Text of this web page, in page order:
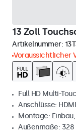
13 Zoll
Artikelnummer:
Voraussichtlicher
Full HD Multi-
Anschlüsse:
Montage:
Außenmaße: 328